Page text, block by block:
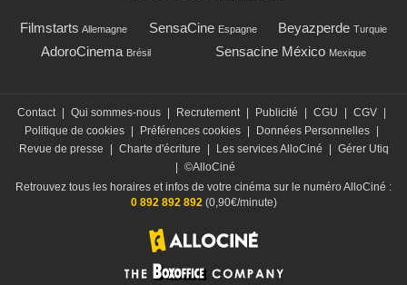
Filmstarts Allemagne SensaCine Espagne Beyazperde Turquie
AdoroCinema Brésil Sensacine México Mexique
Contact Qui sommes-nous Recrutement Publicité CGU CGV
Politique de cookies
Préférences cookies Données Personnelles
Revue de presse
Charte d'écriture Les services AlloCiné
Gérer Utiq
©AlloCiné
Retrouvez tous les horaires et infos de votre cinéma sur le numéro AlloCiné :
0 892 892 892(0,90€/minute)